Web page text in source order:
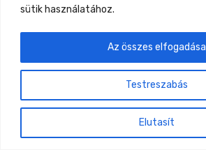
sütik használatához.
Testreszabás
Elutasít
Az összes elfogadása